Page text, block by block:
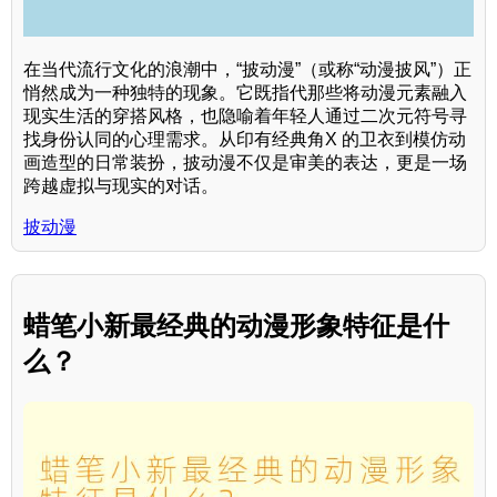
在当代流行文化的浪潮中，“披动漫”（或称“动漫披风”）正
悄然成为一种独特的现象。它既指代那些将动漫元素融入
现实生活的穿搭风格，也隐喻着年轻人通过二次元符号寻
找身份认同的心理需求。从印有经典角X 的卫衣到模仿动
画造型的日常装扮，披动漫不仅是审美的表达，更是一场
跨越虚拟与现实的对话。
披动漫
蜡笔小新最经典的动漫形象特征是什
么？